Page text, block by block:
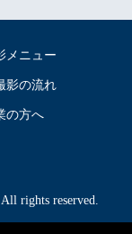
メニュー
影の流れ
の方へ
rights reserved.